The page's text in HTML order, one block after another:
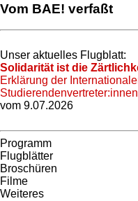
Vom BAE! verfaßt
Unser aktuelles Flugblatt:
Solidarität ist die
Erklärung der
vom 9.07.2026
Programm
Flugblätter
Broschüren
Filme
Weiteres